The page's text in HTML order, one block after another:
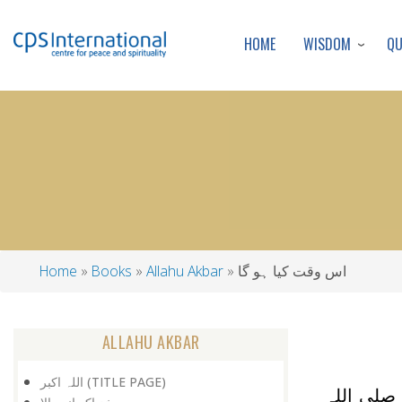
HOME WISDOM
Home Books Allahu Akbar اس وقت کیا ہو گا
ALLAHU AKBAR
اللہ اکبر (TITLE PAGE)
اللہ